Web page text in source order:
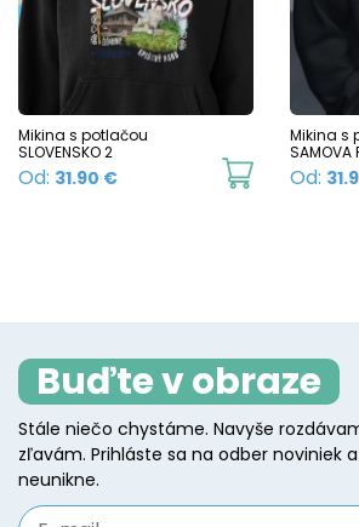
chosen
on
Mikina s potlačou
SLOVENSKO 2
Od: 31.90 €
This
options
may
be
on
Mikina s
SAMOVA
Od:
Buďte v obraze
Stále niečo chystáme. Navyše
zľavám. Prihláste sa na odber noviniek
neunikne.